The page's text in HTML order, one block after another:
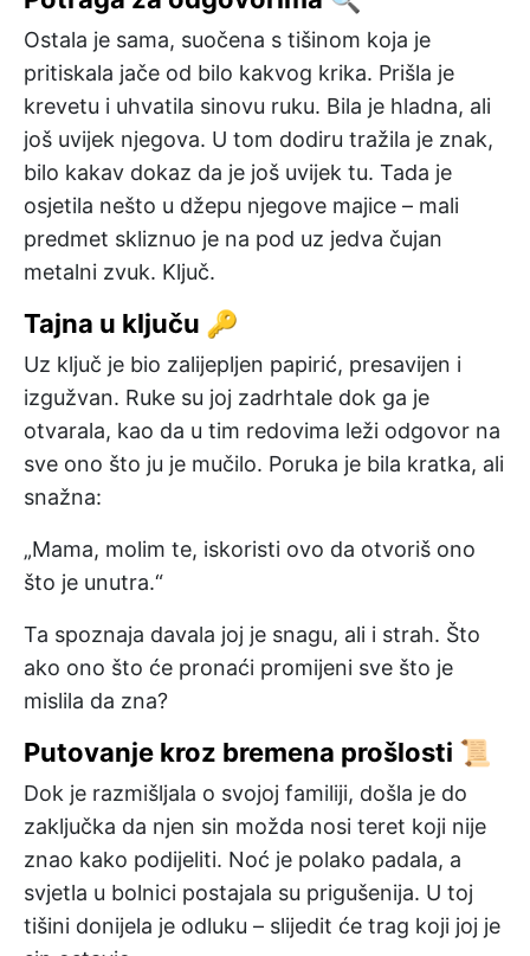
Ostala je sama, suočena s tišinom koja je
pritiskala jače od bilo kakvog krika. Prišla je
krevetu i uhvatila sinovu ruku. Bila je hladna, ali
još uvijek njegova. U tom dodiru tražila je znak,
bilo kakav dokaz da je još uvijek tu. Tada je
osjetila nešto u džepu njegove majice – mali
predmet skliznuo je na pod uz jedva čujan
metalni zvuk. Ključ.
Tajna u ključu 🔑
Uz ključ je bio zalijepljen papirić, presavijen i
izgužvan. Ruke su joj zadrhtale dok ga je
otvarala, kao da u tim redovima leži odgovor na
sve ono što ju je mučilo. Poruka je bila kratka, ali
snažna:
„Mama, molim te, iskoristi ovo da otvoriš ono
što je unutra.“
Ta spoznaja davala joj je snagu, ali i strah. Što
ako ono što će pronaći promijeni sve što je
mislila da zna?
Putovanje kroz bremena prošlosti 📜
Dok je razmišljala o svojoj familiji, došla je do
zaključka da njen sin možda nosi teret koji nije
znao kako podijeliti. Noć je polako padala, a
svjetla u bolnici postajala su prigušenija. U toj
tišini donijela je odluku – slijedit će trag koji joj je